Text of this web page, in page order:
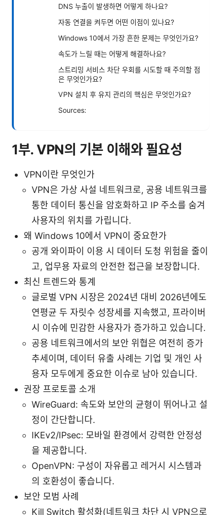
DNS 누출이 발생하면 어떻게 하나요?
자동 연결을 켜두면 어떤 이점이 있나요?
Windows 10에서 가장 흔한 문제는 무엇인가요?
속도가 느릴 때는 어떻게 해결하나요?
스트리밍 서비스 차단 우회를 시도할 때 주의할 점
은 무엇인가요?
VPN 설치 후 유지 관리의 핵심은 무엇인가요?
Sources:
1부. VPN의 기본 이해와 필요성
VPN이란 무엇인가
VPN은 가상 사설 네트워크로, 공용 네트워크를
통한 데이터 통신을 암호화하고 IP 주소를 숨겨
사용자의 위치를 가립니다.
왜 Windows 10에서 VPN이 중요한가
공개 와이파이 이용 시 데이터 도청 위험을 줄이
고, 업무용 자료의 안전한 접근을 보장합니다.
최신 트렌드와 통계
글로벌 VPN 시장은 2024년 대비 2026년에도
연평균 두 자릿수 성장세를 지속했고, 프라이버
시 이슈에 민감한 사용자가 증가하고 있습니다.
공용 네트워크에서의 보안 위협은 여전히 증가
추세이며, 데이터 유출 사례는 기업 및 개인 사
용자 모두에게 중요한 이슈로 남아 있습니다.
권장 프로토콜 소개
WireGuard: 속도와 보안의 균형이 뛰어나고 설
정이 간단합니다.
IKEv2/IPsec: 모바일 환경에서 강력한 안정성
을 제공합니다.
OpenVPN: 구성이 자유롭고 레거시 시스템과
의 호환성이 좋습니다.
보안 모범 사례
Kill Switch 활성화(네트워크 차단 시 VPN으로